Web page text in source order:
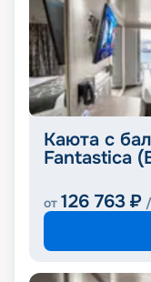
Каюта с
Fantastica
от 126 763 ₽